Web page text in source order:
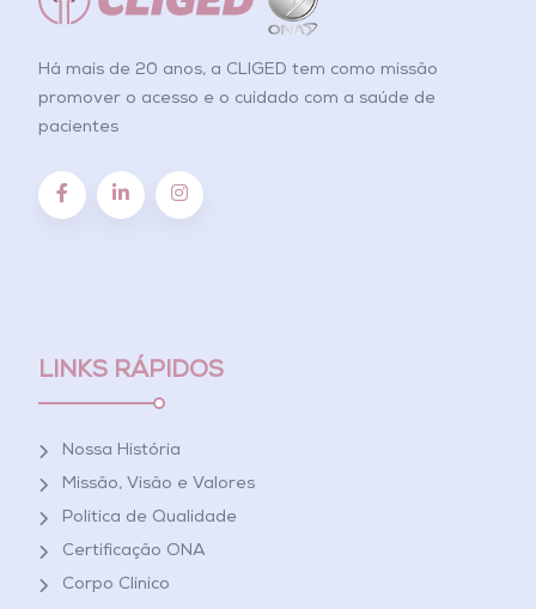
Há mais de 20 anos, a CLIGED tem como missão
promover o acesso e o cuidado com a saúde de
pacientes
LINKS RÁPIDOS
Nossa História
Missão, Visão e Valores
Política de Qualidade
Certificação ONA
Corpo Clínico